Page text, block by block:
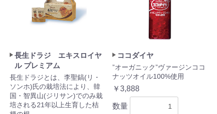
長生ドラジ エキスロイヤ
ル プレミアム
長生ドラジとは、李聖鎬(リ・
ソンホ)氏の栽培法により、韓
国・智異山(ジリサン)でのみ栽
培される21年以上生育した桔
ココダイヤ
”オーガニック”ヴァージンココ
ナッツオイル100%使用
￥3,888
数量